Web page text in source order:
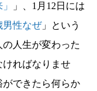
」、1月12日には
性なぜ」という
人生が変わった
ればなりませ
ができたら何らか